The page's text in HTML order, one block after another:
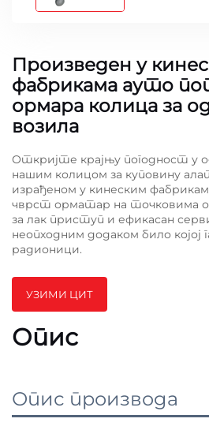
Произведен у
фабрикама ауто
ормара колица за
возила
Откријте крајњу погодност у
нашим колицом за куповину
израђеном у кинеским
чврст орматар на точковима
за лак приступ и ефикасан
неопходним додаком било којој
радионици.
УЗИМИ ЦИТ
Опис
Опис производа